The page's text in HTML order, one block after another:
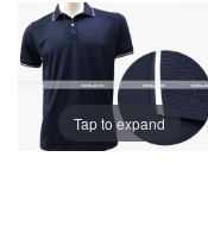
Tap to expand